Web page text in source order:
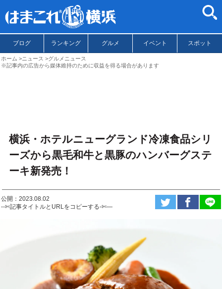
ブログ ランキング グルメ イベント スポット
ホーム ニュース
グルメニュース
※記事内の広告から媒体維持のために収益を得る場合があります
横浜・ホテルニューグランド冷凍食品シリ
ーズから黒毛和牛と黒豚のハンバーグステ
ーキ新発売！
公開：2023.08.02
--✄記事タイトルとURLをコピーする-✄—